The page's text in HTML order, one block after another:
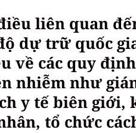
liên quan
dự trữ quốc
về các quy
nhiễm như
y tế biên giới,
tổ chức